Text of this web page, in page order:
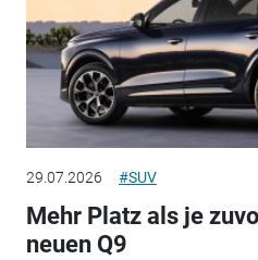
29.07.2026 #SUV
Mehr Platz als je
neuen Q9